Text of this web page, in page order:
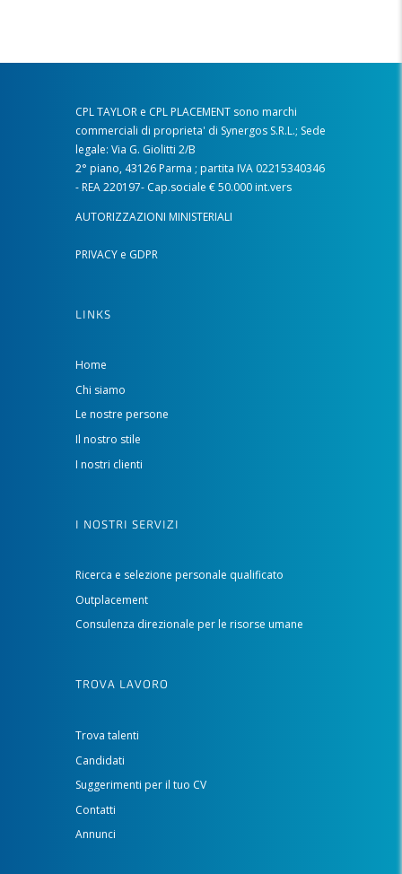
CPL TAYLOR e CPL PLACEMENT sono marchi
commerciali di proprieta' di Synergos S.R.L.; Sede
legale: Via G. Giolitti 2/B
2° piano, 43126 Parma ; partita IVA 02215340346
- REA 220197- Cap.sociale € 50.000 int.vers
AUTORIZZAZIONI MINISTERIALI
PRIVACY e GDPR
LINKS
Home
Chi siamo
Le nostre persone
Il nostro stile
I nostri clienti
I NOSTRI SERVIZI
Ricerca e selezione personale qualificato
Outplacement
Consulenza direzionale per le risorse umane
TROVA LAVORO
Trova talenti
Candidati
Suggerimenti per il tuo CV
Contatti
Annunci